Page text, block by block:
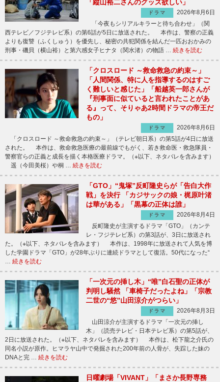
「縦山裕二さんのグッズ欲しい」
ドラマ
2026年8月6日
「今夜もシリアルキラーと待ち合わせ」（関
西テレビ／フジテレビ系）の第6話が5日に放送された。 本作は、警察の正義
よりも復讐（ふくしゅう）を優先し、秘密の共犯関係を結んだ一匹おおかみの
刑事・磯貝（横山裕）と第六感女子ヒナタ（関水渚）の物語 … 続きを読む
「クロスロード ～救命救急の約束～」
「人間関係、特に人を指導するのはすご
く難しいと感じた」「船越英一郎さんが
『刑事面に似ていると言われたことがあ
る』って、そりゃあ2時間ドラマの帝王だ
もの」
ドラマ
2026年8月6日
「クロスロード ～救命救急の約束～」（テレビ朝日系）の第5話が4日に放送
された。 本作は、救命救急医療の最前線でもがく、若き救命医・救急隊員・
警察官らの正義と成長を描く本格医療ドラマ。（※以下、ネタバレを含みます）
遥（今田美桜）や桐 … 続きを読む
「GTO」“鬼塚”反町隆史らが「告白大作
戦」を決行 「カジサックの娘・梶原叶渚
は華がある」「黒幕の正体は誰」
ドラマ
2026年8月4日
反町隆史が主演するドラマ「GTO」（カンテ
レ・フジテレビ系）の第3話が、3日に放送され
た。（※以下、ネタバレを含みます） 本作は、1998年に放送されて人気を博
した学園ドラマ「GTO」が28年ぶりに連続ドラマとして復活。50代になった“
… 続きを読む
「一次元の挿し木」“唯”白石聖の正体が
判明し騒然 「車椅子だったよね」「宗教
二世の“悠”山田涼介がつらい」
ドラマ
2026年8月3日
山田涼介が主演するドラマ「一次元の挿し
木」（読売テレビ・日本テレビ系）の第5話が、
2日に放送された。（※以下、ネタバレを含みます） 本作は、松下龍之介氏の
同名小説が原作。ヒマラヤ山中で発掘された200年前の人骨が、失踪した妹の
DNAと完 … 続きを読む
日曜劇場「VIVANT」「まさか長野専務